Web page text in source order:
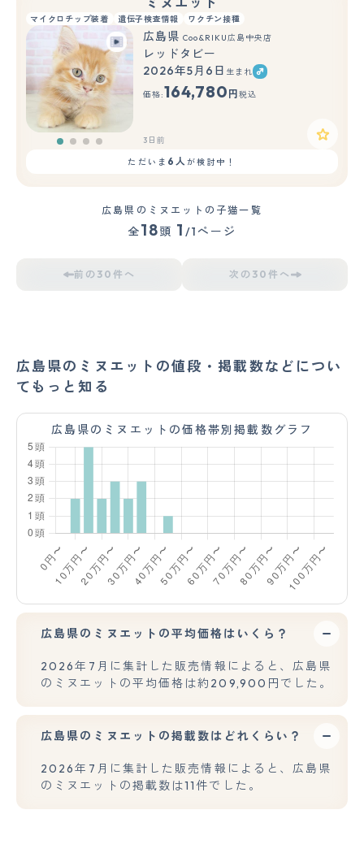
マイクロチップ装着 遺伝子検査情報 ワクチン接種
広島県 Coo&RIKU広島中央店
レッドタビー
2026年5月6日 生まれ
価格:164,780 円 税込
3日前
ただいま 6人が検討中！
広島県のミヌエットの子猫一覧
全18頭 1 /1ページ
前の30件へ 次の30件へ
広島県のミヌエットの値段・掲載数などについ
てもっと知る
広島県のミヌエットの価格帯別掲載数グラフ
広島県のミヌエットの平均価格はいくら？
2026年7月に集計した販売情報によると、広島県
のミヌエットの平均価格は約209,900円でした。
広島県のミヌエットの掲載数はどれくらい？
2026年7月に集計した販売情報によると、広島県
のミヌエットの掲載数は11件でした。